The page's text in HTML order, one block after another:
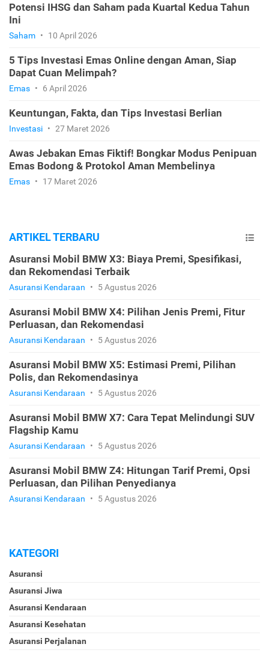
Potensi IHSG dan Saham pada Kuartal Kedua Tahun
Ini
Saham • 10 April 2026
5 Tips Investasi Emas Online dengan Aman, Siap
Dapat Cuan Melimpah?
Emas • 6 April 2026
Keuntungan, Fakta, dan Tips Investasi Berlian
Investasi • 27 Maret 2026
Awas Jebakan Emas Fiktif! Bongkar Modus Penipuan
Emas Bodong & Protokol Aman Membelinya
Emas • 17 Maret 2026
ARTIKEL TERBARU
Asuransi Mobil BMW X3: Biaya Premi, Spesifikasi,
dan Rekomendasi Terbaik
Asuransi Kendaraan • 5 Agustus 2026
Asuransi Mobil BMW X4: Pilihan Jenis Premi, Fitur
Perluasan, dan Rekomendasi
Asuransi Kendaraan • 5 Agustus 2026
Asuransi Mobil BMW X5: Estimasi Premi, Pilihan
Polis, dan Rekomendasinya
Asuransi Kendaraan • 5 Agustus 2026
Asuransi Mobil BMW X7: Cara Tepat Melindungi SUV
Flagship Kamu
Asuransi Kendaraan • 5 Agustus 2026
Asuransi Mobil BMW Z4: Hitungan Tarif Premi, Opsi
Perluasan, dan Pilihan Penyedianya
Asuransi Kendaraan • 5 Agustus 2026
KATEGORI
Asuransi
Asuransi Jiwa
Asuransi Kendaraan
Asuransi Kesehatan
Asuransi Perjalanan